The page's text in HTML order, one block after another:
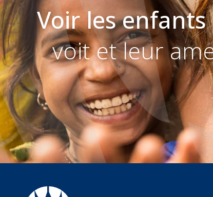
Voir les enfants
voit et leur